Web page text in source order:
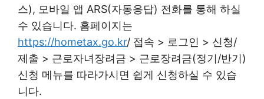
스), 모바일 앱 ARS(자동응답) 전화를 통해 하실
수 있습니다. 홈페이지는
https://hometax.go.kr/ 접속 > 로그인 > 신청/
제출 > 근로자녀장려금 > 근로장려금(정기/반기)
신청 메뉴를 따라가시면 쉽게 신청하실 수 있습
니다.